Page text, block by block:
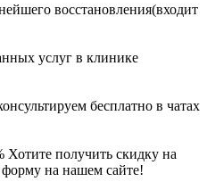
восстановления(входит
услуг в клинике
бесплатно в чатах
Хотите получить скидку на
форму на нашем сайте!